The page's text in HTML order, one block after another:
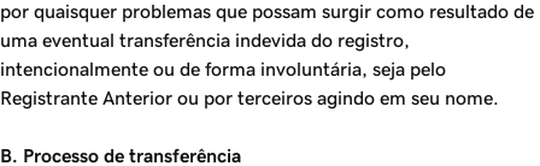
por quaisquer problemas que possam surgir como resultado de
uma eventual transferência indevida do registro,
intencionalmente ou de forma involuntária, seja pelo
Registrante Anterior ou por terceiros agindo em seu nome.
B. Processo de transferência